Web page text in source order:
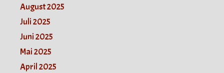
August 2025
Juli 2025
Juni 2025
Mai 2025
April 2025